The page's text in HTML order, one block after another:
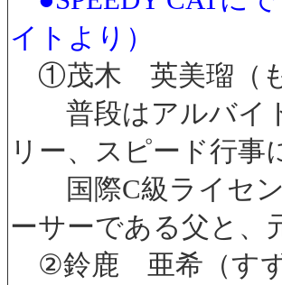
イトより）
①茂木 英美瑠（も
普段はアルバイト
リー、スピード行事
国際C級ライセン
ーサーである父と、
②鈴鹿 亜希（すず